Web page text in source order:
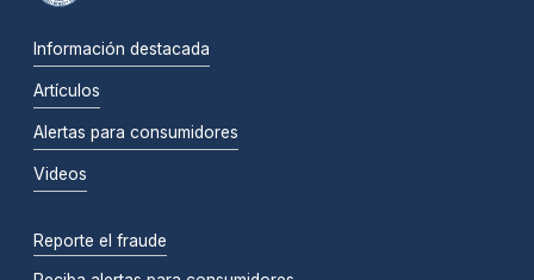
Información destacada
Artículos
Alertas para consumidores
Videos
Reporte el fraude